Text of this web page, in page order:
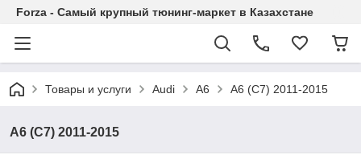
Forza - Самый крупный тюнинг-маркет в Казахстане
Товары и услуги Audi A6 A6 (C7) 2011-2015
A6 (C7) 2011-2015